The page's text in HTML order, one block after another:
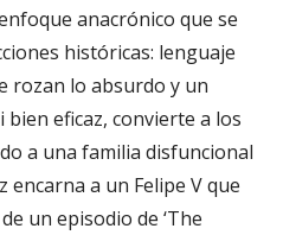
anacrónico que se
históricas: lenguaje
rozan lo absurdo y un
eficaz, convierte a los
a una familia disfuncional
encarna a un Felipe V que
un episodio de ‘The